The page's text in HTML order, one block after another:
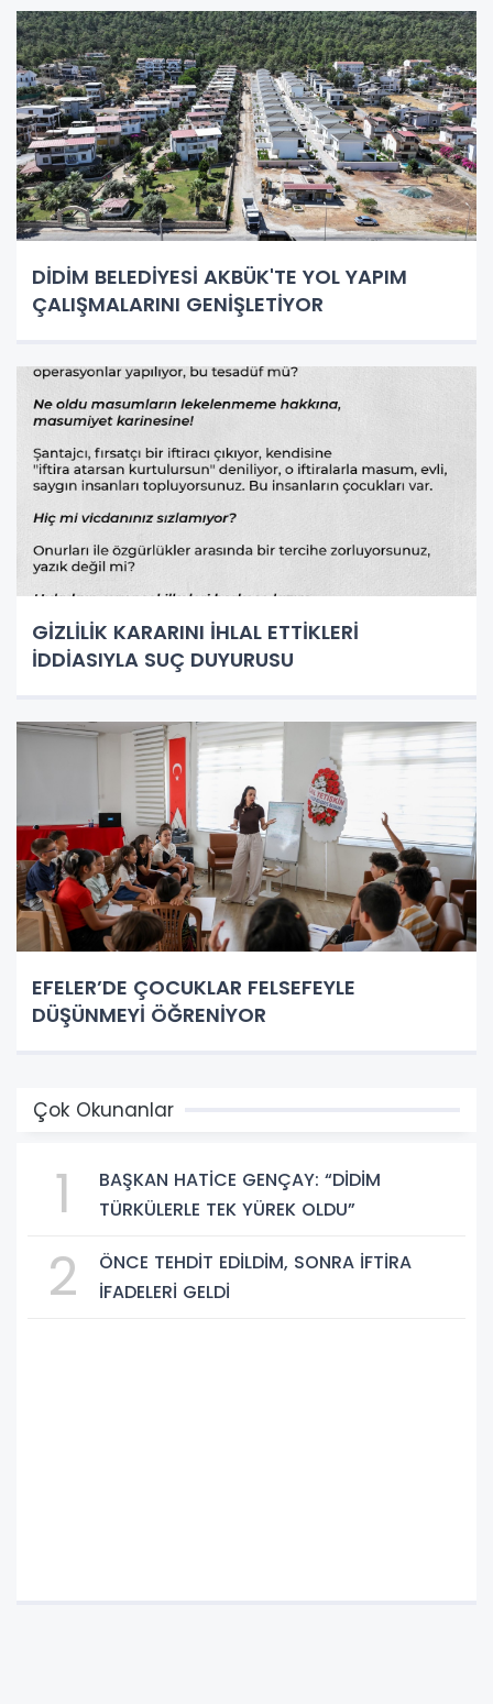
DİDİM BELEDİYESİ AKBÜK'TE YOL YAPIM
ÇALIŞMALARINI GENİŞLETİYOR
GİZLİLİK KARARINI İHLAL ETTİKLERİ
İDDİASIYLA SUÇ DUYURUSU
EFELER’DE ÇOCUKLAR FELSEFEYLE
DÜŞÜNMEYİ ÖĞRENİYOR
Çok Okunanlar
1
BAŞKAN HATİCE GENÇAY: “DİDİM
TÜRKÜLERLE TEK YÜREK OLDU”
2
ÖNCE TEHDİT EDİLDİM, SONRA İFTİRA
İFADELERİ GELDİ